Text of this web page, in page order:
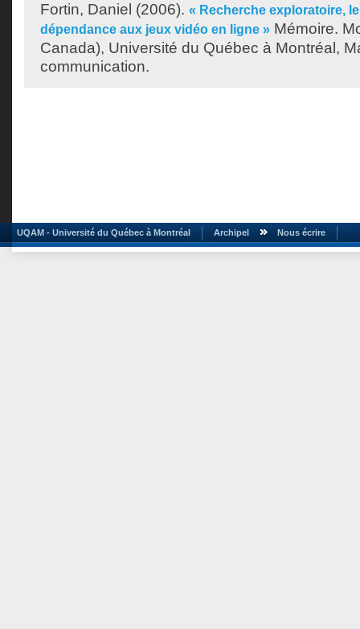
Fortin, Daniel (2006). « Recherche exploratoire,
dépendance aux jeux vidéo en ligne » Mémoire.
Canada), Université du Québec à Montréal,
communication.
UQAM - Université du Québec à Montréal Archipel Nous écrire